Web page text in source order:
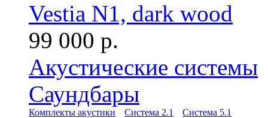
Vestia N1, dark wood
99 000 р.
Акустические системы
Саундбары
Комплекты акустики Система 2.1 Система 5.1